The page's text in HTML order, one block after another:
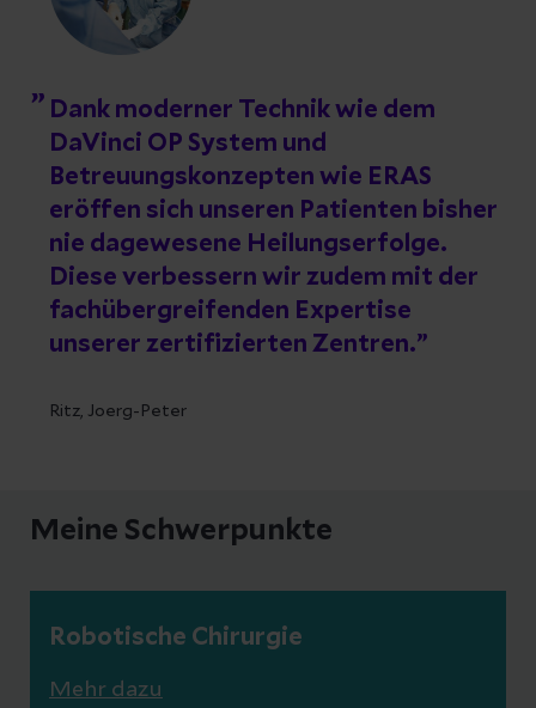
Ritz, Joerg-Peter
Dank moderner Technik wie dem
DaVinci OP System und
Betreuungskonzepten wie ERAS
eröffen sich unseren Patienten bisher
nie dagewesene Heilungserfolge.
Diese verbessern wir zudem mit der
fachübergreifenden Expertise
unserer zertifizierten Zentren.
Meine Schwerpunkte
Robotische Chirurgie
Mehr dazu